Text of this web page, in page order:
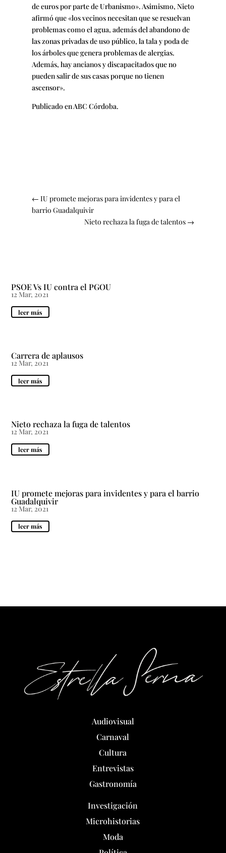
de euros por parte de Urbanismo». Asimismo, Nieto
afirmó que «los vecinos necesitan que se resuelvan
problemas como el agua, además del abandono de
las zonas privadas de uso público, la tala y poda de
los árboles que genera problemas de alergias.
Además, hay ancianos y discapacitados que no
pueden salir de sus casas porque no tienen
ascensor».
Publicado en ABC Córdoba.
← IU promete mejoras para invidentes y para el
barrio Guadalquivir
Nieto rechaza la fuga de talentos →
PSOE Vs IU contra el PGOU
12 Mar, 2021
leer más
Carrera de aplausos
12 Mar, 2021
leer más
Nieto rechaza la fuga de talentos
12 Mar, 2021
leer más
IU promete mejoras para invidentes y para el barrio
Guadalquivir
12 Mar, 2021
leer más
Audiovisual
Carnaval
Cultura
Entrevistas
Gastronomía
Investigación
Microhistorias
Moda